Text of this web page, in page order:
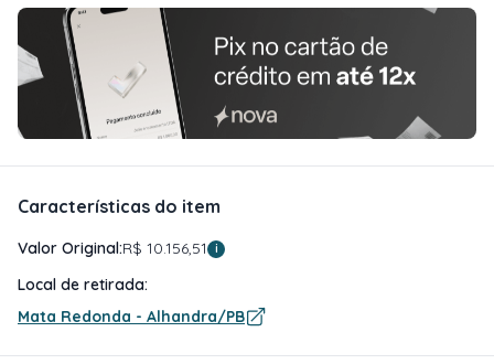
Características do item
Valor Original:R$ 10.156,51 i
Local de retirada:
Mata Redonda - Alhandra/PB